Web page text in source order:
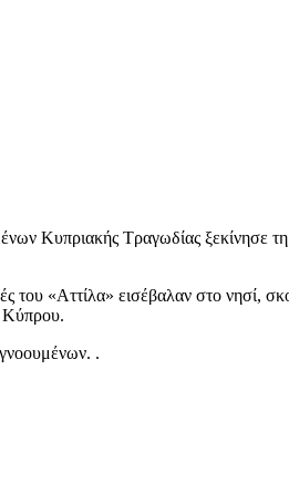
Κυπριακής Τραγωδίας ξεκίνησε
του «Αττίλα» εισέβαλαν στο νησί,
Κύπρου.
.